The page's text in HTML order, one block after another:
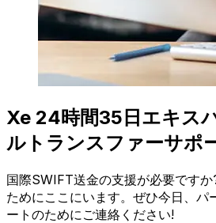
Xe 24時間35日エキス
ルトランスファーサポ
国際SWIFT送金の支援が必要です
ためにここにいます。ぜひ今日、パ
ートのためにご連絡ください!